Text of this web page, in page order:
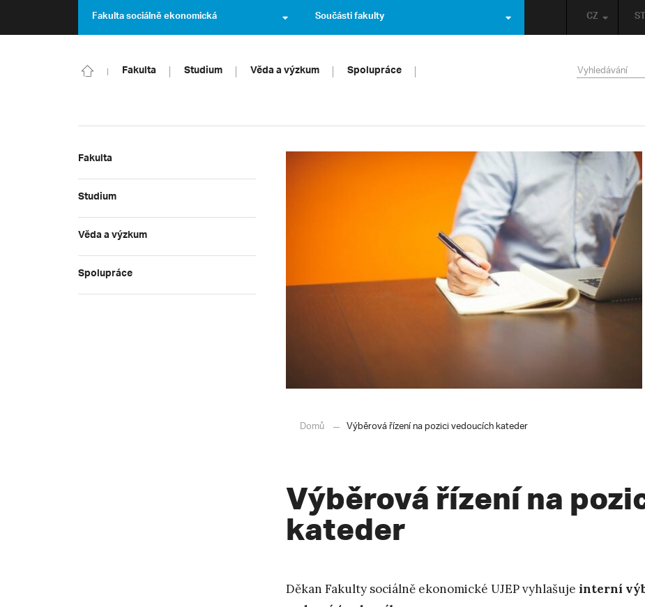
CZ
Fakulta sociálně ekonomická Součásti fakulty
Fakulta Studium Věda a výzkum Spolupráce
Fakulta
Studium
Věda a výzkum
Spolupráce
Domů Výběrová řízení na pozici vedoucích kateder
Výběrová řízení na
kateder
Děkan Fakulty sociálně ekonomické UJEP vyhlašuje interní